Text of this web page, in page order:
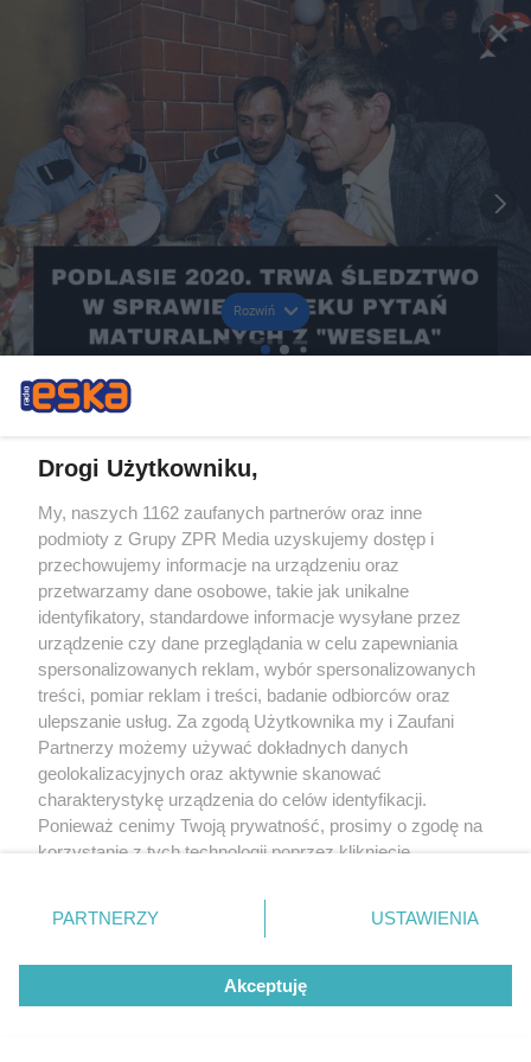
Rozwiń
Drogi Użytkowniku,
My, naszych 1162 zaufanych partnerów oraz inne
podmioty z Grupy ZPR Media uzyskujemy dostęp i
przechowujemy informacje na urządzeniu oraz
przetwarzamy dane osobowe, takie jak unikalne
identyfikatory, standardowe informacje wysyłane przez
urządzenie czy dane przeglądania w celu zapewniania
spersonalizowanych reklam, wybór spersonalizowanych
treści, pomiar reklam i treści, badanie odbiorców oraz
ulepszanie usług. Za zgodą Użytkownika my i Zaufani
Partnerzy możemy używać dokładnych danych
geolokalizacyjnych oraz aktywnie skanować
charakterystykę urządzenia do celów identyfikacji.
Ponieważ cenimy Twoją prywatność, prosimy o zgodę na
korzystanie z tych technologii poprzez kliknięcie
zmienić/wycofać klikając przycisk ustawień prywatności
znajdujący się w lewym dolnym rogu strony
rodzaje przetwarzania danych nie wymagają zgody
użytkownika, ale masz prawo sprzeciwić się takiemu
przetwarzaniu. Preferencje będą miały zastosowanie tylko
PARTNERZY USTAWIENIA
Akceptuję